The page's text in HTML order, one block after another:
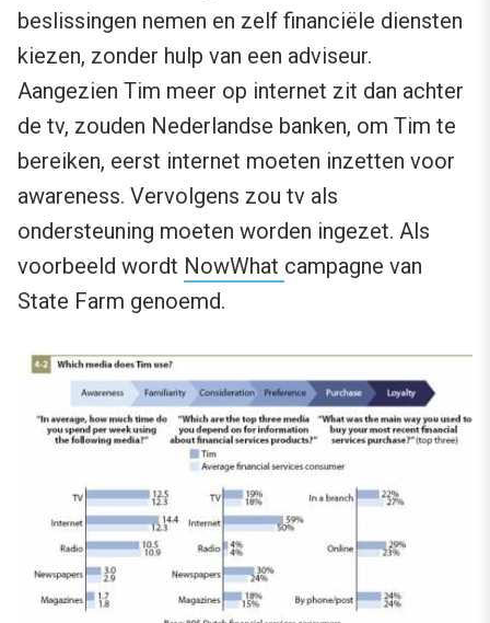
beslissingen nemen en zelf financiële diensten
kiezen, zonder hulp van een adviseur.
Aangezien Tim meer op internet zit dan achter
de tv, zouden Nederlandse banken, om Tim te
bereiken, eerst internet moeten inzetten voor
awareness. Vervolgens zou tv als
ondersteuning moeten worden ingezet. Als
voorbeeld wordt NowWhat campagne van
State Farm genoemd.